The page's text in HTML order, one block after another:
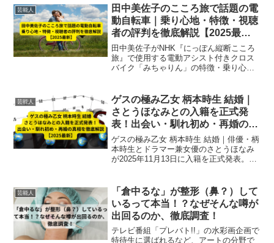
紹介！
芸能人
田中美佐子のこころ旅で話題の電
動自転車｜乗り心地・特徴・視聴
者の評判を徹底解説【2025最
新】
田中美佐子がNHK『にっぽん縦断こころ
旅』で使用する電動アシスト付きクロス
バイク「みちゃりん」の特徴・乗り心
2025最新情報で紹介。
芸能人
ゲスの極み乙女 柄本時生 結婚｜
さとうほなみとの入籍を正式発
表！出会い・馴れ初め・再婚の真
相を徹底解説【2025最新】
ゲスの極み乙女 柄本時生 結婚｜俳優・柄
本時生とドラマー兼女優のさとうほなみ
が2025年11月13日に入籍を正式発表。出
芸能人
「倉中るな」が整形（鼻？）して
いるって本当！？なぜそんな噂が
出回るのか、徹底調査！
テレビ番組「プレバト!!」の水彩画企画で
特待生に選ばれるなど、アートの分野で